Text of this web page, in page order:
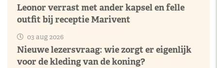
Leonor verrast met ander kapsel en felle
outfit bij receptie Marivent
03 aug 2026
Nieuwe lezersvraag: wie zorgt er eigenlijk
voor de kleding van de koning?